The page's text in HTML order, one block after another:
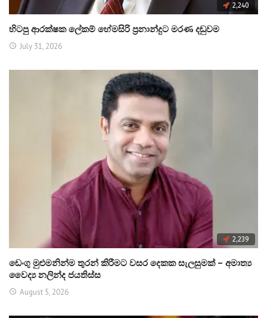
2,240
හිටපු ආරක්ෂක ලේකම් හේමසිරි ප්‍රනාන්දුට මරණ දඬුවම
July 31, 2026
2,239
ඩෙංගු මුළුමනින්ම තුරන් කිරීමට වසර දෙකක සැලසුමක් – අමාත්‍ය
වෛද්‍ය නලින්ද ජයතිස්ස
August 5, 2026